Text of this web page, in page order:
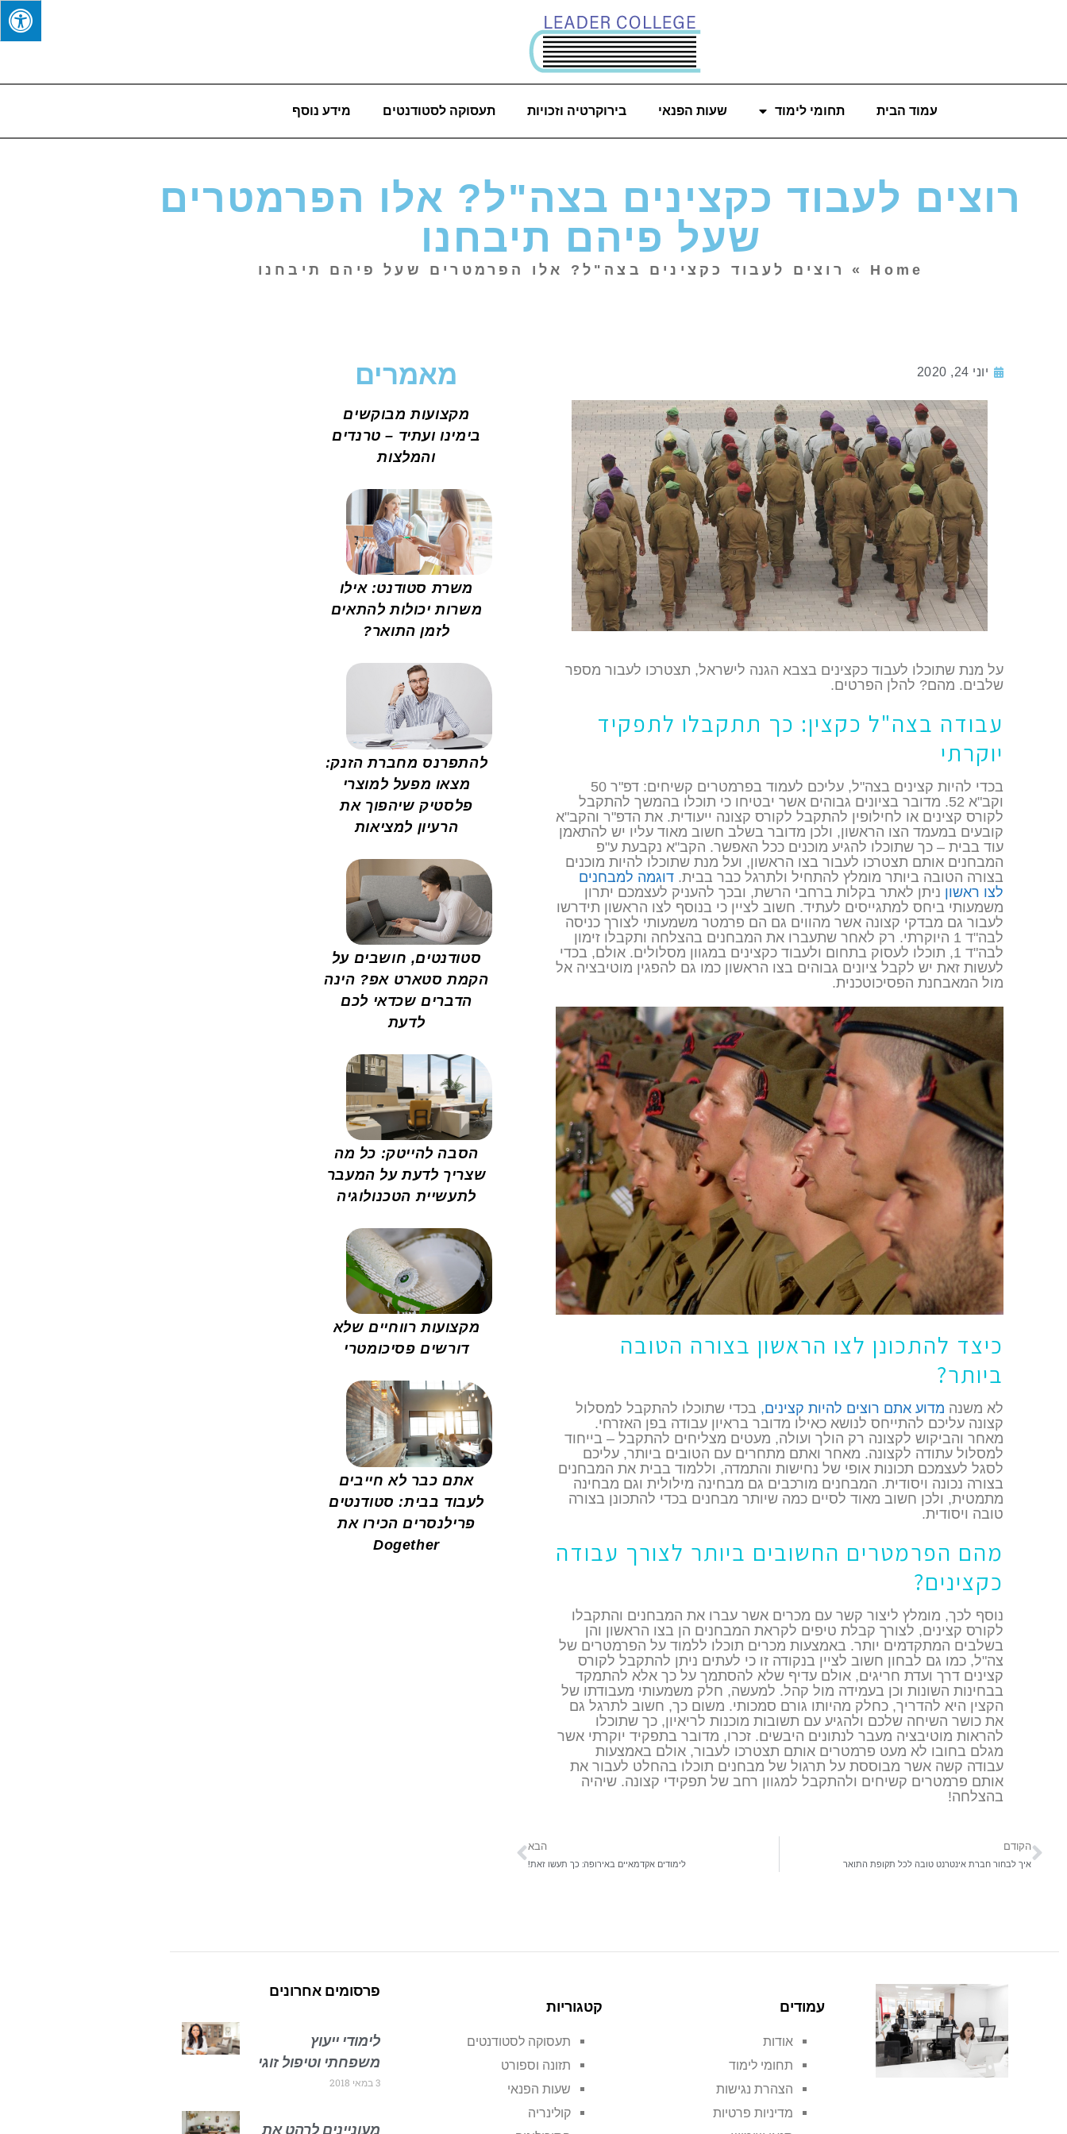
עמוד הבית תחומי לימוד שעות הפנאי בירוקרטיה וזכויות תעסוקה לסטודנטים מידע נוסף
רוצים לעבוד כקצינים בצה"ל? אלו הפרמטרים
שעל פיהם תיבחנו
Home
» רוצים לעבוד כקצינים בצה"ל? אלו הפרמטרים שעל פיהם תיבחנו
יוני 24, 2020
על מנת שתוכלו לעבוד כקצינים בצבא הגנה לישראל, תצטרכו לעבור מספר
שלבים. מהם? להלן הפרטים.
עבודה בצה"ל כקצין: כך תתקבלו לתפקיד
יוקרתי
בכדי להיות קצינים בצה"ל, עליכם לעמוד בפרמטרים קשיחים: דפ"ר 50
וקב"א 52. מדובר בציונים גבוהים אשר יבטיחו כי תוכלו בהמשך להתקבל
לקורס קצינים או לחילופין להתקבל לקורס קצונה ייעודית. את הדפ"ר והקב"א
קובעים במעמד הצו הראשון, ולכן מדובר בשלב חשוב מאוד עליו יש להתאמן
עוד בבית – כך שתוכלו להגיע מוכנים ככל האפשר. הקב"א נקבעת ע"פ
המבחנים אותם תצטרכו לעבור בצו הראשון, ועל מנת שתוכלו להיות מוכנים
בצורה הטובה ביותר מומלץ להתחיל ולתרגל כבר בבית. דוגמה למבחנים
לצו ראשון ניתן לאתר בקלות ברחבי הרשת, ובכך להעניק לעצמכם יתרון
משמעותי ביחס למתגייסים לעתיד. חשוב לציין כי בנוסף לצו הראשון תידרשו
לעבור גם מבדקי קצונה אשר מהווים גם הם פרמטר משמעותי לצורך כניסה
לבה"ד 1 היוקרתי. רק לאחר שתעברו את המבחנים בהצלחה ותקבלו זימון
לבה"ד 1, תוכלו לעסוק בתחום ולעבוד כקצינים במגוון מסלולים. אולם, בכדי
לעשות זאת יש לקבל ציונים גבוהים בצו הראשון כמו גם להפגין מוטיבציה אל
מול המאבחנת הפסיכוטכנית.
כיצד להתכונן לצו הראשון בצורה הטובה
ביותר?
לא משנה מדוע אתם רוצים להיות קצינים, בכדי שתוכלו להתקבל למסלול
קצונה עליכם להתייחס לנושא כאילו מדובר בראיון עבודה בפן האזרחי.
מאחר והביקוש לקצונה רק הולך ועולה, מעטים מצליחים להתקבל – בייחוד
למסלול עתודה לקצונה. מאחר ואתם מתחרים עם הטובים ביותר, עליכם
לסגל לעצמכם תכונות אופי של נחישות והתמדה, וללמוד בבית את המבחנים
בצורה נכונה ויסודית. המבחנים מורכבים גם מבחינה מילולית וגם מבחינה
מתמטית, ולכן חשוב מאוד לסיים כמה שיותר מבחנים בכדי להתכונן בצורה
טובה ויסודית.
מהם הפרמטרים החשובים ביותר לצורך עבודה
כקצינים?
נוסף לכך, מומלץ ליצור קשר עם מכרים אשר עברו את המבחנים והתקבלו
לקורס קצינים, לצורך קבלת טיפים לקראת המבחנים הן בצו הראשון והן
בשלבים המתקדמים יותר. באמצעות מכרים תוכלו ללמוד על הפרמטרים של
צה"ל, כמו גם לבחון חשוב לציין בנקודה זו כי לעתים ניתן להתקבל לקורס
קצינים דרך ועדת חריגים, אולם עדיף שלא להסתמך על כך אלא להתמקד
בבחינות השונות וכן בעמידה מול קהל. למעשה, חלק משמעותי מעבודתו של
הקצין היא להדריך, כחלק מהיותו גורם סמכותי. משום כך, חשוב לתרגל גם
את כושר השיחה שלכם ולהגיע עם תשובות מוכנות לריאיון, כך שתוכלו
להראות מוטיבציה מעבר לנתונים היבשים. זכרו, מדובר בתפקיד יוקרתי אשר
מגלם בחובו לא מעט פרמטרים אותם תצטרכו לעבור, אולם באמצעות
עבודה קשה אשר מבוססת על תרגול של מבחנים תוכלו בהחלט לעבור את
אותם פרמטרים קשיחים ולהתקבל למגוון רחב של תפקידי קצונה. שיהיה
בהצלחה!
הקודם
איך לבחור חברת אינטרנט טובה לכל תקופת התואר
הבא
לימודים אקדמאיים באירופה: כך תעשו זאת!
מאמרים
מקצועות מבוקשים
בימינו ועתיד – טרנדים
והמלצות
משרת סטודנט: אילו
משרות יכולות להתאים
לזמן התואר?
להתפרנס מחברת הזנק:
מצאו מפעל למוצרי
פלסטיק שיהפוך את
הרעיון למציאות
סטודנטים, חושבים על
הקמת סטארט אפ? הינה
הדברים שכדאי לכם
לדעת
הסבה להייטק: כל מה
שצריך לדעת על המעבר
לתעשיית הטכנולוגיה
מקצועות רווחיים שלא
דורשים פסיכומטרי
אתם כבר לא חייבים
לעבוד בבית: סטודנטים
פרילנסרים הכירו את
Dogether
עמודים
אודות
תחומי לימוד
הצהרת נגישות
מדיניות פרטיות
קטגוריות
תעסוקה לסטודנטים
תזונה וספורט
שעות הפנאי
קולינריה
פרסומים אחרונים
לימודי ייעוץ
משפחתי וטיפול זוגי
3 במאי 2018
מעוניינים לרהט את